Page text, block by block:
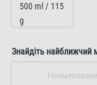
500 ml / 115
g
Знайдіть найближчий